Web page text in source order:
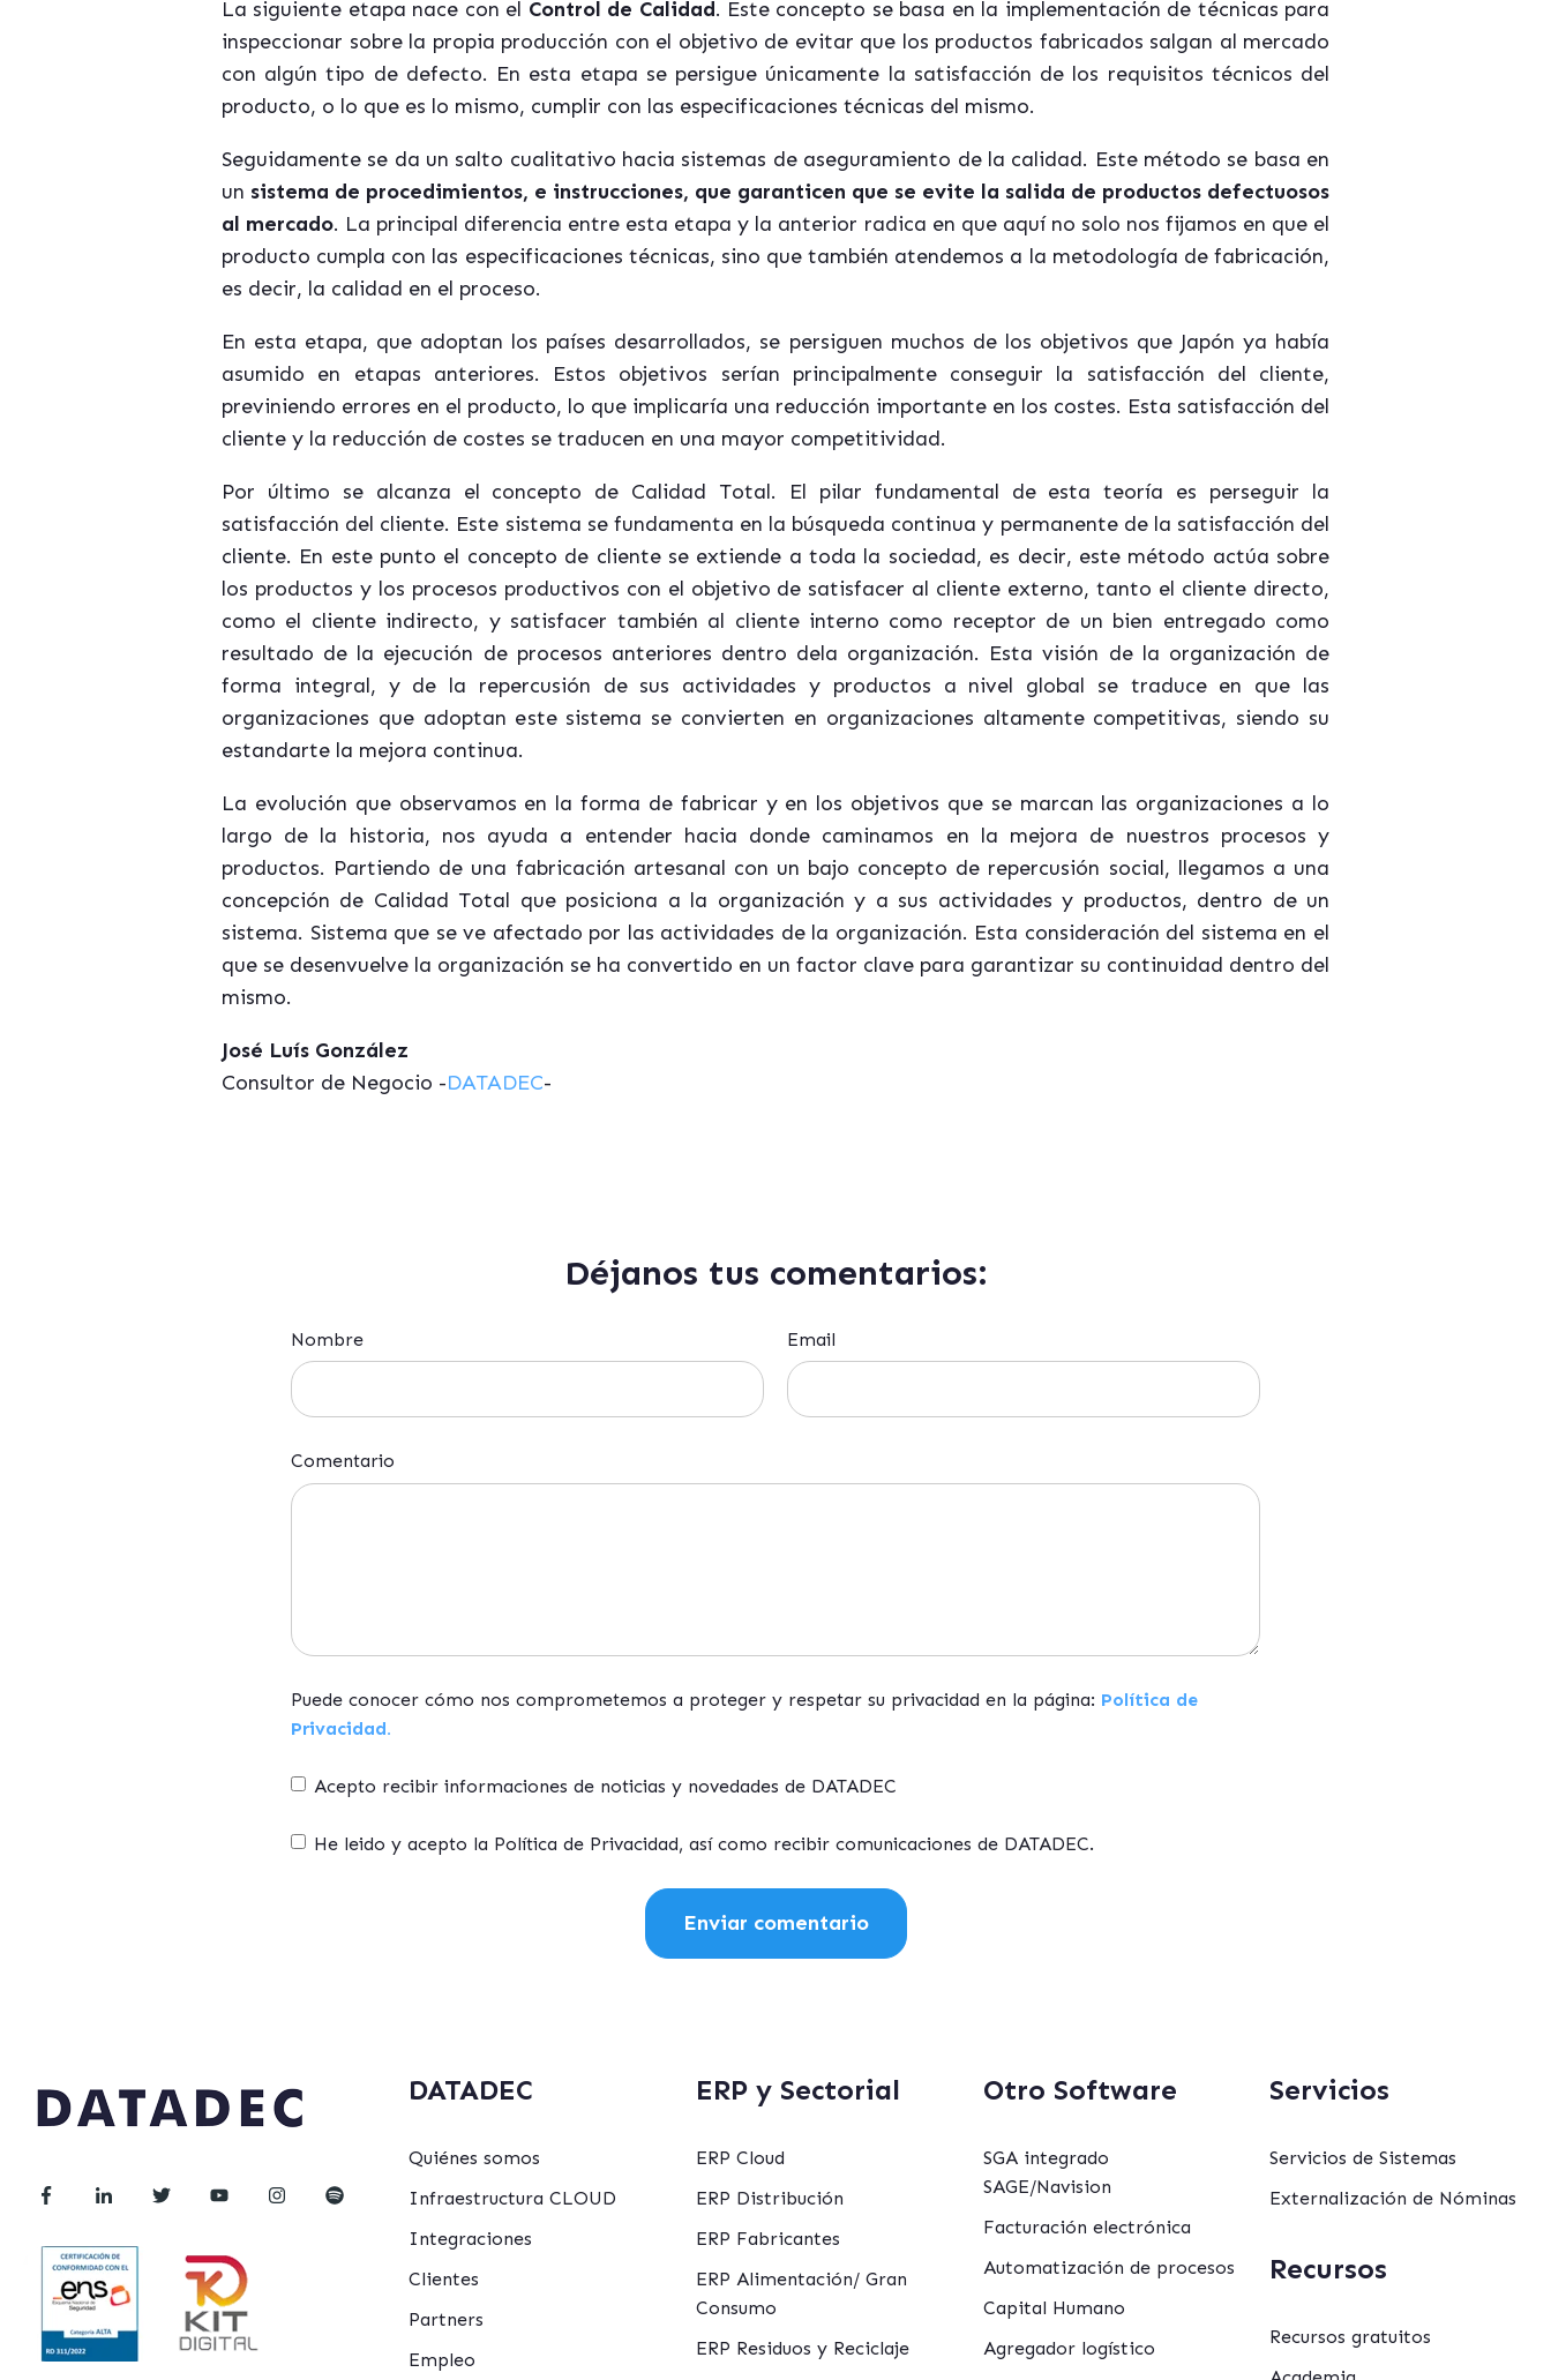
La siguiente etapa nace con el Control de Calidad. Este concepto se basa en la implementación de técnicas para
inspeccionar sobre la propia producción con el objetivo de evitar que los productos fabricados salgan al mercado
con algún tipo de defecto. En esta etapa se persigue únicamente la satisfacción de los requisitos técnicos del
producto, o lo que es lo mismo, cumplir con las especificaciones técnicas del mismo.
Seguidamente se da un salto cualitativo hacia sistemas de aseguramiento de la calidad. Este método se basa en
un sistema de procedimientos, e instrucciones, que garanticen que se evite la salida de productos defectuosos
al mercado. La principal diferencia entre esta etapa y la anterior radica en que aquí no solo nos fijamos en que el
producto cumpla con las especificaciones técnicas, sino que también atendemos a la metodología de fabricación,
es decir, la calidad en el proceso.
En esta etapa, que adoptan los países desarrollados, se persiguen muchos de los objetivos que Japón ya había
asumido en etapas anteriores. Estos objetivos serían principalmente conseguir la satisfacción del cliente,
previniendo errores en el producto, lo que implicaría una reducción importante en los costes. Esta satisfacción del
cliente y la reducción de costes se traducen en una mayor competitividad.
Por último se alcanza el concepto de Calidad Total. El pilar fundamental de esta teoría es perseguir la
satisfacción del cliente. Este sistema se fundamenta en la búsqueda continua y permanente de la satisfacción del
cliente. En este punto el concepto de cliente se extiende a toda la sociedad, es decir, este método actúa sobre
los productos y los procesos productivos con el objetivo de satisfacer al cliente externo, tanto el cliente directo,
como el cliente indirecto, y satisfacer también al cliente interno como receptor de un bien entregado como
resultado de la ejecución de procesos anteriores dentro dela organización. Esta visión de la organización de
forma integral, y de la repercusión de sus actividades y productos a nivel global se traduce en que las
organizaciones que adoptan este sistema se convierten en organizaciones altamente competitivas, siendo su
estandarte la mejora continua.
La evolución que observamos en la forma de fabricar y en los objetivos que se marcan las organizaciones a lo
largo de la historia, nos ayuda a entender hacia donde caminamos en la mejora de nuestros procesos y
productos. Partiendo de una fabricación artesanal con un bajo concepto de repercusión social, llegamos a una
concepción de Calidad Total que posiciona a la organización y a sus actividades y productos, dentro de un
sistema. Sistema que se ve afectado por las actividades de la organización. Esta consideración del sistema en el
que se desenvuelve la organización se ha convertido en un factor clave para garantizar su continuidad dentro del
mismo.
José Luís González
Consultor de Negocio -DATADEC-
Déjanos tus comentarios:
Nombre Email
Comentario
Puede conocer cómo nos comprometemos a proteger y respetar su privacidad en la página: Política de
Privacidad.
Acepto recibir informaciones de noticias y novedades de DATADEC
He leido y acepto la Política de Privacidad, así como recibir comunicaciones de DATADEC.
DATADEC
Quiénes somos
Infraestructura CLOUD
Integraciones
Clientes
Partners
Empleo
ERP y Sectorial
ERP Cloud
ERP Distribución
ERP Fabricantes
ERP Alimentación/ Gran
Consumo
ERP Residuos y Reciclaje
Otro Software
SGA integrado
SAGE/Navision
Facturación electrónica
Automatización de procesos
Capital Humano
Agregador logístico
Servicios
Servicios de Sistemas
Externalización de Nóminas
Recursos
Recursos gratuitos